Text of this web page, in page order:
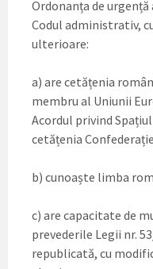
Ordonanța de urgență
Codul administrativ,
ulterioare:
a) are cetățenia
membru al Uniunii
Acordul privind
cetățenia
b) cunoaște limba
c) are capacitate de
prevederile Legii nr.
republicată, cu